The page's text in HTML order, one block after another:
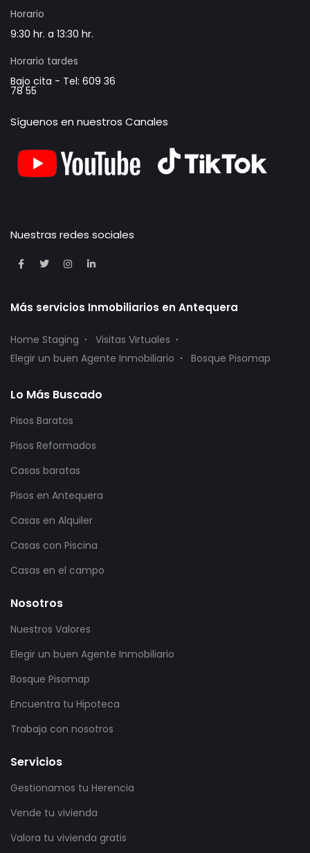
Horario
9:30 hr. a 13:30 hr.
Horario tardes
Bajo cita - Tel: 609 36
78 55
Síguenos en nuestros Canales
Nuestras redes sociales
Más servicios Inmobiliarios en Antequera
Home Staging
Visitas Virtuales
Elegir un buen Agente Inmobiliario
Bosque Pisomap
Lo Más Buscado
Pisos Baratos
Pisos Reformados
Casas baratas
Pisos en Antequera
Casas en Alquiler
Casas con Piscina
Casas en el campo
Nosotros
Nuestros Valores
Elegir un buen Agente Inmobiliario
Bosque Pisomap
Encuentra tu Hipoteca
Trabaja con nosotros
Servicios
Gestionamos tu Herencia
Vende tu vivienda
Valora tu vivienda gratis